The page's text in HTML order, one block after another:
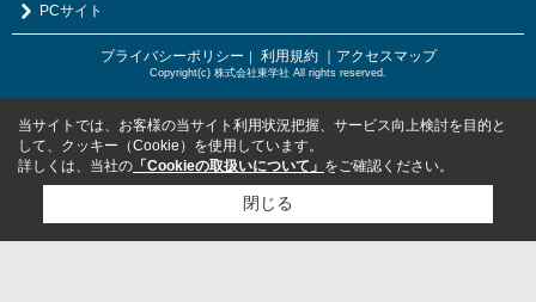
PCサイト
プライバシーポリシー ｜ 利用規約 ｜アクセスマップ
Copyright(c) 株式会社東学社 All rights reserved.
当サイトでは、お客様の当サイト利用状況把握、サービス向上検討を目的と
して、クッキー（Cookie）を使用しています。
詳しくは、当社の 「Cookieの取扱いについて」 をご確認ください。
閉じる